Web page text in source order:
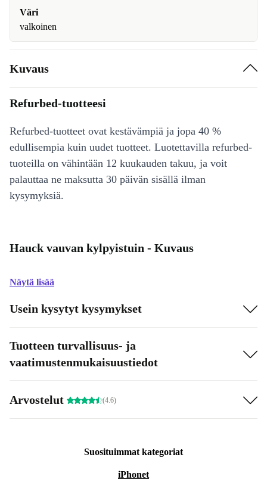
Väri
valkoinen
Kuvaus
Refurbed-tuotteesi
Refurbed-tuotteet ovat kestävämpiä ja jopa 40 %
edullisempia kuin uudet tuotteet. Luotettavilla refurbed-
tuoteilla on vähintään 12 kuukauden takuu, ja voit
palauttaa ne maksutta 30 päivän sisällä ilman
kysymyksiä.
Hauck vauvan kylpyistuin - Kuvaus
Näytä lisää
Usein kysytyt kysymykset
Tuotteen turvallisuus- ja
vaatimustenmukaisuustiedot
Arvostelut (4.6)
Suosituimmat kategoriat
iPhonet